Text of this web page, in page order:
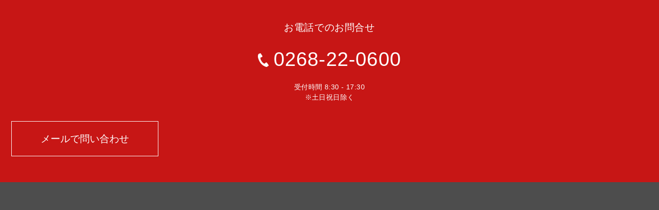
お電話でのお問合せ
0268-22-0600
受付時間 8:30 - 17:30
※土日祝日除く
メールで問い合わせ